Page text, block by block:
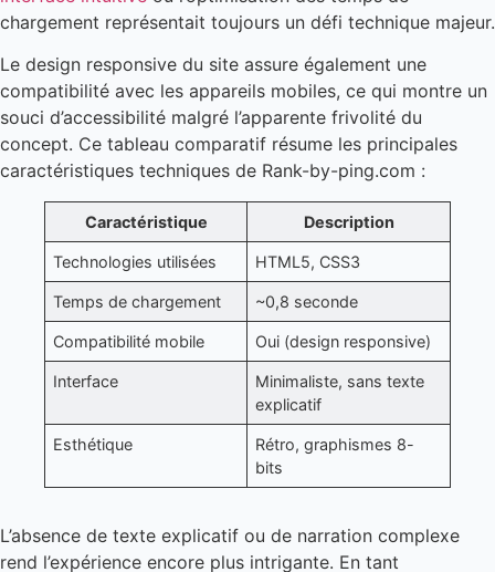
chargement représentait toujours un défi technique majeur.
Le design responsive du site assure également une
compatibilité avec les appareils mobiles, ce qui montre un
souci d’accessibilité malgré l’apparente frivolité du
concept. Ce tableau comparatif résume les principales
caractéristiques techniques de Rank-by-ping.com :
Caractéristique Description
Technologies utilisées HTML5, CSS3
Temps de chargement ~0,8 seconde
Compatibilité mobile Oui (design responsive)
Interface
Minimaliste, sans texte
explicatif
Esthétique
Rétro, graphismes 8-
bits
L’absence de texte explicatif ou de narration complexe
rend l’expérience encore plus intrigante. En tant